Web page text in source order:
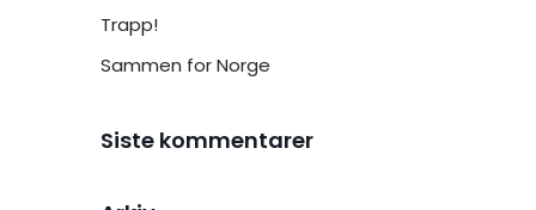
Trapp!
Sammen for Norge
Siste kommentarer